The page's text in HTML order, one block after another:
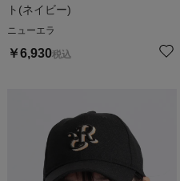
ト(ネイビー)
ニューエラ
￥6,930税込